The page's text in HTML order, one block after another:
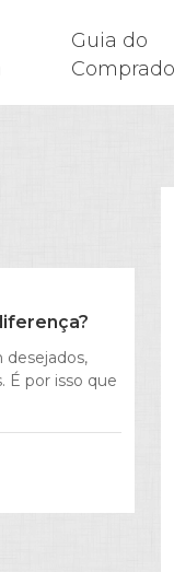
Guia do
É por isso que